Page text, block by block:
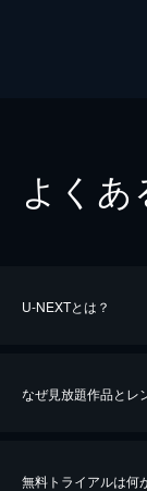
よくあ
U-NEXTとは？
なぜ見放題作品とレ
無料トライアルは何